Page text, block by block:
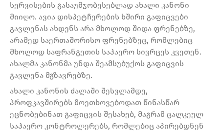
სერვისების გასაუმჯობესებლად ახალი კანონი
მიიღო. ავია დისპეტჩერების ხშირი გაფიცვები
გავლენას ახდენს არა მხოლოდ შიდა ფრენებზე,
არამედ საერთაშორისო ფრენებზეც, რომლებიც
მხოლოდ საფრანგეთის საჰაერო სივრცეს კვეთენ.
ახალმა კანონმა უნდა შეამსუბუქოს გაფიცვის
გავლენა მგზავრებზე.
ახალი კანონის ძალაში შესვლამდე,
პროფკავშირებს მოეთხოვებოდათ წინასწარ
ეცნობებინათ გაფიცვის შესახებ, მაგრამ ცალკეულ
საჰაერო კონტროლერებს, რომლებიც აპირებდნენ